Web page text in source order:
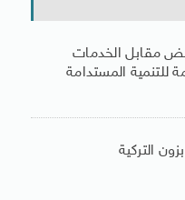
مقابل الخدمات
للتنمية المستدامة
التركية